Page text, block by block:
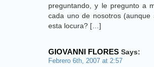
preguntando, y le pregunto a
cada uno de nosotros
esta locura? […]
GIOVANNI FLORES Says:
Febrero 6th, 2007 at 2:57